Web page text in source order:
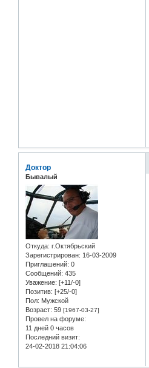
Доктор
Бывалый
Откуда: г.Октябрьский
Зарегистрирован: 16-03-2009
Приглашений: 0
Сообщений: 435
Уважение: [+11/-0]
Позитив: [+25/-0]
Пол: Мужской
Возраст: 59 [1967-03-27]
Провел на форуме:
11 дней 0 часов
Последний визит:
24-02-2018 21:04:06